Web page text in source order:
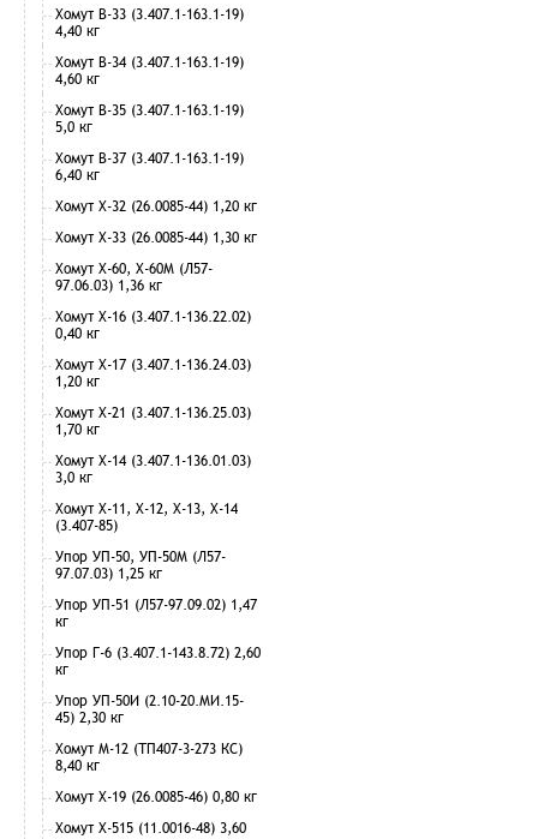
Хомут В-33 (3.407.1-163.1-19)
4,40 кг
Хомут В-34 (3.407.1-163.1-19)
4,60 кг
Хомут В-35 (3.407.1-163.1-19)
5,0 кг
Хомут В-37 (3.407.1-163.1-19)
6,40 кг
Хомут Х-32 (26.0085-44) 1,20 кг
Хомут Х-33 (26.0085-44) 1,30 кг
Хомут Х-60, Х-60М (Л57-
97.06.03) 1,36 кг
Хомут Х-16 (3.407.1-136.22.02)
0,40 кг
Хомут Х-17 (3.407.1-136.24.03)
1,20 кг
Хомут Х-21 (3.407.1-136.25.03)
1,70 кг
Хомут Х-14 (3.407.1-136.01.03)
3,0 кг
Хомут Х-11, Х-12, Х-13, Х-14
(3.407-85)
Упор УП-50, УП-50М (Л57-
97.07.03) 1,25 кг
Упор УП-51 (Л57-97.09.02) 1,47
кг
Упор Г-6 (3.407.1-143.8.72) 2,60
кг
Упор УП-50И (2.10-20.МИ.15-
45) 2,30 кг
Хомут М-12 (ТП407-3-273 КС)
8,40 кг
Хомут Х-19 (26.0085-46) 0,80 кг
Хомут Х-515 (11.0016-48) 3,60